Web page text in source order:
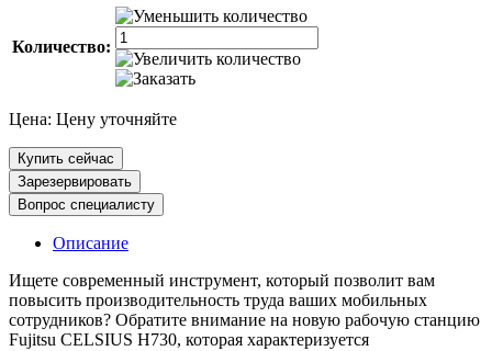
Количество:
Цена: Цену уточняйте
Купить сейчас
Зарезервировать
Вопрос специалисту
Описание
Ищете современный инструмент, который позволит вам
повысить производительность труда ваших мобильных
сотрудников? Обратите внимание на новую рабочую станцию
Fujitsu CELSIUS H730, которая характеризуется